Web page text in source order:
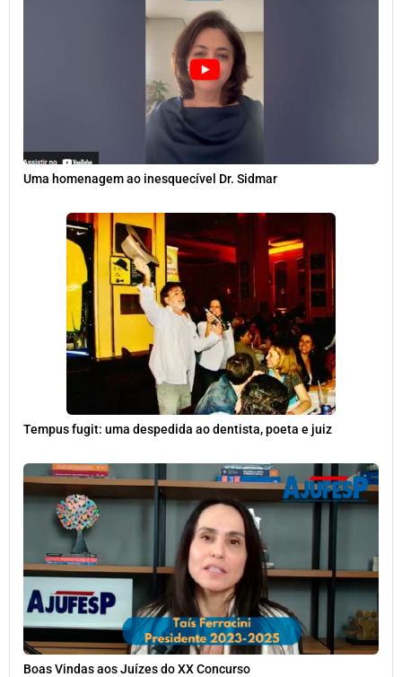
Uma homenagem ao inesquecível Dr. Sidmar
Tempus fugit: uma despedida ao dentista, poeta e juiz
Boas Vindas aos Juízes do XX Concurso